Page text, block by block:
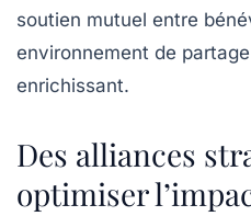
soutien mutuel entre
environnement de partage
enrichissant.
Des alliances
optimiser